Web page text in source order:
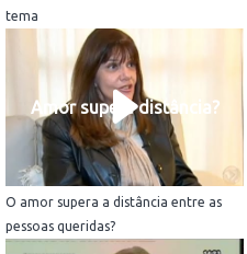
tema
Amor supera distância?
O amor supera a distância entre as
pessoas queridas?